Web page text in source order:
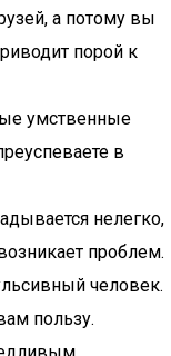
а потому вы
порой к
умственные
в
нелегко,
проблем.
человек.
пользу.